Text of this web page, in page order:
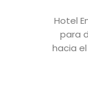
Hotel
para
hacia